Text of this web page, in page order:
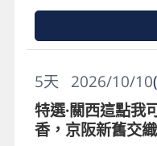
2026/10/10
5天
特選·關西這點我
香，京阪新舊交